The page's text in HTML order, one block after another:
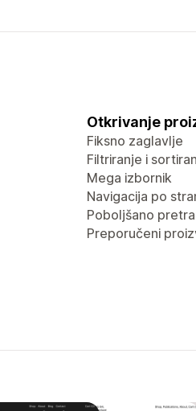
Otkrivanje
Fiksno zaglavlje
Filtriranje i
Mega izbornik
Navigacija po
Poboljšano
Preporučeni